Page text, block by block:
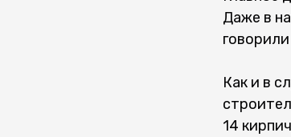
Даже в
Как и в
14